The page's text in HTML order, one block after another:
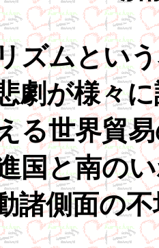
ムという
劇が様々
る世界貿
国と南の
諸側面の